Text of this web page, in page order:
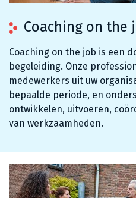
Coaching on the
Coaching on the job is een
begeleiding. Onze
medewerkers uit uw
bepaalde periode, en
ontwikkelen, uitvoeren,
van werkzaamheden.